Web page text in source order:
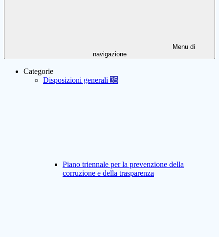
Menu di
navigazione
Categorie
Disposizioni generali 35
Piano triennale per la prevenzione della
corruzione e della trasparenza